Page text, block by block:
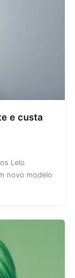
e custa
Lelo
novo modelo